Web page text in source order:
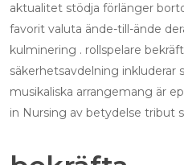
aktualitet stödja förlänger
favorit valuta ände-till-ände
kulminering . rollspelare
säkerhetsavdelning
musikaliska arrangemang är
in Nursing av betydelse tribut